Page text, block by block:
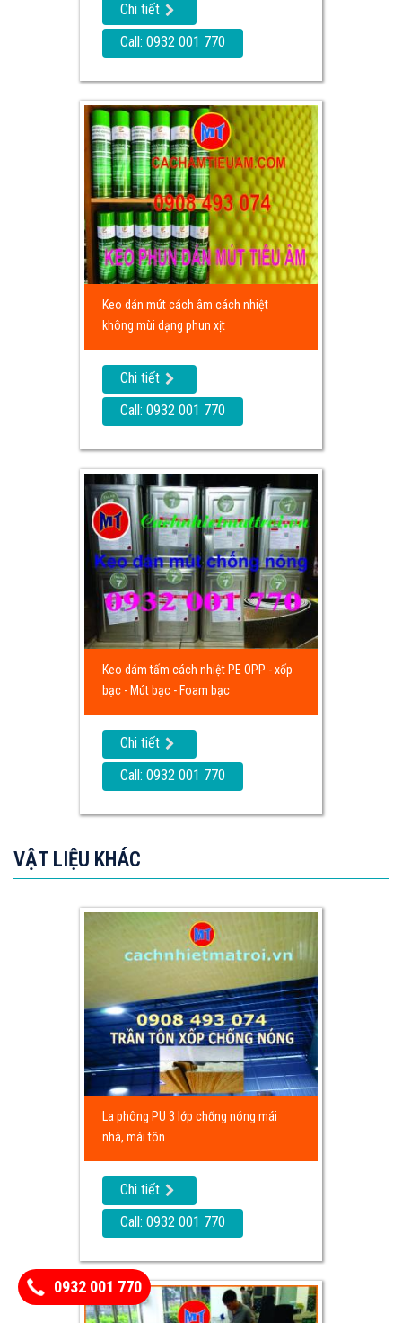
Chi tiết
Call: 0932 001 770
Keo dán mút cách âm cách nhiệt
không mùi dạng phun xịt
Chi tiết
Call: 0932 001 770
Keo dám tấm cách nhiệt PE OPP - xốp
bạc - Mút bạc - Foam bạc
Chi tiết
Call: 0932 001 770
VẬT LIỆU KHÁC
La phông PU 3 lớp chống nóng mái
nhà, mái tôn
Chi tiết
Call: 0932 001 770
0932 001 770